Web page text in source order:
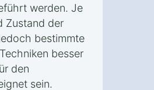
werden. Je
Zustand der
bestimmte
besser
den
sein.